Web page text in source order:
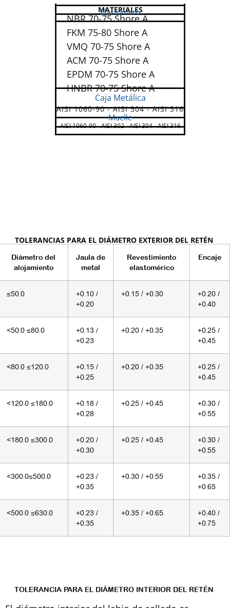
MATERIALES
Elastómero
NBR 70-75 Shore A
FKM 75-80 Shore A
VMQ 70-75 Shore A
ACM 70-75 Shore A
EPDM 70-75 Shore A
HNBR 70-75 Shore A
Caja Metálica
AISI 1060-90 - AISI 304 - AISI 316
Muelle
AISI 1060-90 - AISI 302 - AISI 304 - AISI 316
TOLERANCIAS PARA EL DIÁMETRO EXTERIOR DEL RETÉN
Diámetro del
alojamiento
Jaula de
metal
Revestimiento
elastomérico
Encaje
≤50.0
+0.10 /
+0.20
+0.15 / +0.30
+0.20 /
+0.40
<50.0 ≤80.0
+0.13 /
+0.23
+0.20 / +0.35
+0.25 /
+0.45
<80.0 ≤120.0
+0.15 /
+0.25
+0.20 / +0.35
+0.25 /
+0.45
<120.0 ≤180.0
+0.18 /
+0.28
+0.25 / +0.45
+0.30 /
+0.55
<180.0 ≤300.0
+0.20 /
+0.30
+0.25 / +0.45
+0.30 /
+0.55
<300.0≤500.0
+0.23 /
+0.35
+0.30 / +0.55
+0.35 /
+0.65
<500.0 ≤630.0
+0.23 /
+0.35
+0.35 / +0.65
+0.40 /
+0.75
TOLERANCIA PARA EL DIÁMETRO INTERIOR DEL RETÉN